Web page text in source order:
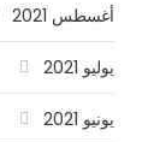
أغسطس 2021
يوليو 2021
يونيو 2021